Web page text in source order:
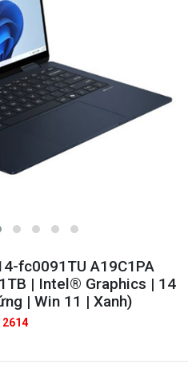
fc0091TU A19C1PA
| Intel® Graphics | 14
| Win 11 | Xanh)
2614